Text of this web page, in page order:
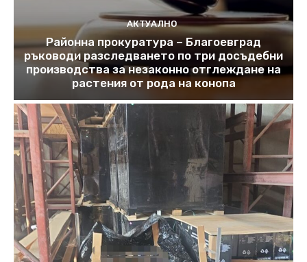
АКТУАЛНО
Районна прокуратура – Благоевград
ръководи разследването по три досъдебни
производства за незаконно отглеждане на
растения от рода на конопа